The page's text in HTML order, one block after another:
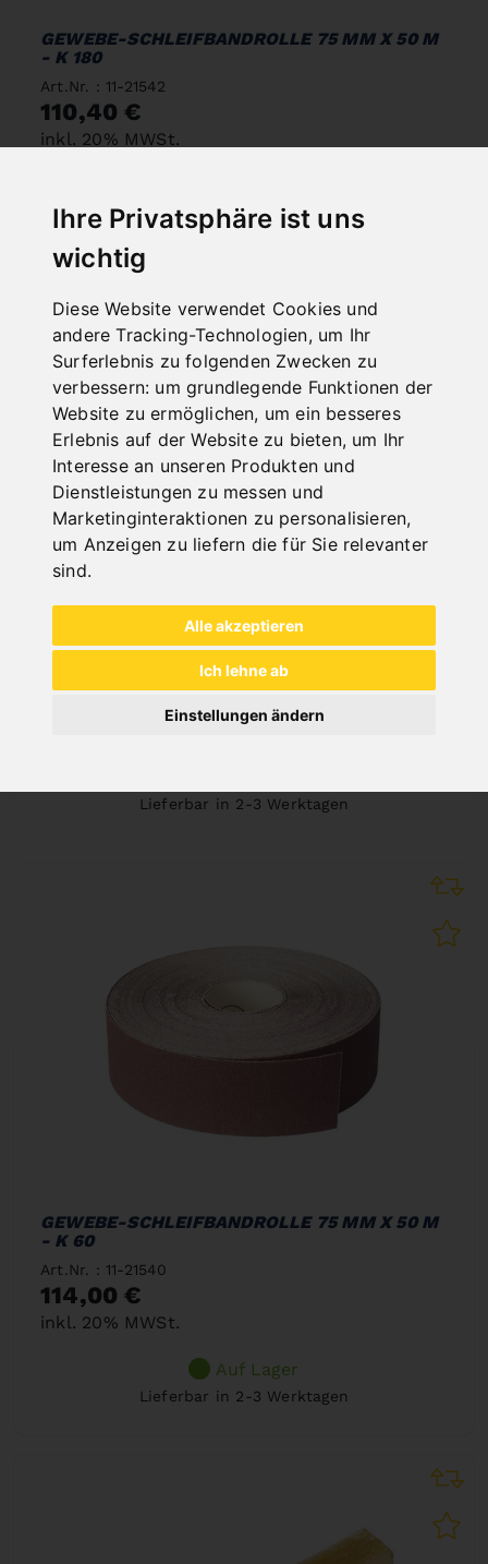
Ihre Privatsphäre ist uns
wichtig
Diese Website verwendet Cookies und
andere Tracking-Technologien, um Ihr
Surferlebnis zu folgenden Zwecken zu
verbessern: um grundlegende Funktionen der
Website zu ermöglichen, um ein besseres
Erlebnis auf der Website zu bieten, um Ihr
Interesse an unseren Produkten und
Dienstleistungen zu messen und
Marketinginteraktionen zu personalisieren,
um Anzeigen zu liefern die für Sie relevanter
sind.
Alle akzeptieren
Ich lehne ab
Einstellungen ändern
GEWEBE-SCHLEIFBANDROLLE 75 MM X 50 M
- K 180
Art.Nr. : 11-21542
110,40 €
inkl. 20% MWSt.
Lieferbar in 2-3 Werktagen
GEWEBE-SCHLEIFBANDROLLE 75 MM X 50 M
- K 100
Lieferbar in 2-3 Werktagen
GEWEBE-SCHLEIFBANDROLLE 75 MM X 50 M
- K 60
Art.Nr. : 11-21540
114,00 €
inkl. 20% MWSt.
Auf Lager
Lieferbar in 2-3 Werktagen